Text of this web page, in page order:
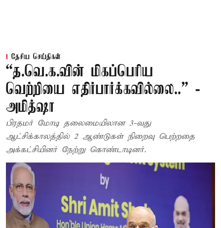
தேசிய செய்திகள்
“த.வெ.க.வின் மிகப்பெரிய
வெற்றியை எதிர்பார்க்கவில்லை..” -
அமித்ஷா
பிரதமர் மோடி தலைமையிலான 3-வது
ஆட்சிக்காலத்தில் 2 ஆண்டுகள் நிறைவு பெற்றதை
அக்கட்சியினர் நேற்று கொண்டாடினர்.